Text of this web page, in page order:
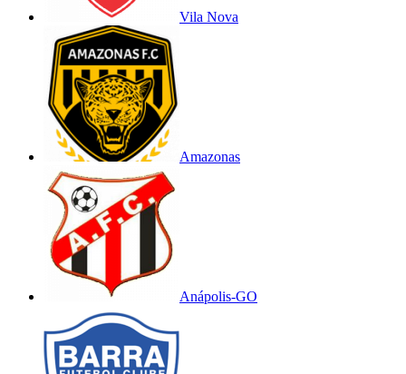
Vila Nova
Amazonas
Anápolis-GO